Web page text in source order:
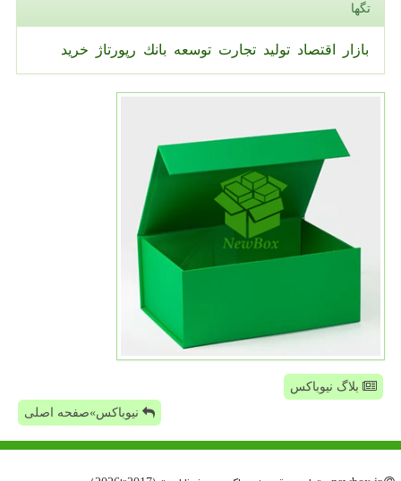
تگها
بازار اقتصاد تولید تجارت توسعه بانك رپورتاژ خرید
بلاگ نیوباکس
نیوباکس»صفحه اصلی